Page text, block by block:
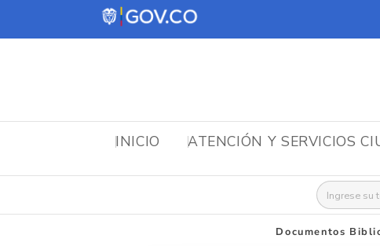
INICIO ATENCIÓN Y SERVICIOS
Buscar:
Documentos